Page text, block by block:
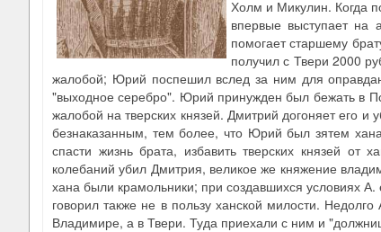
Холм и Микулин. Когда
впервые выступает на
помогает старшему
получил с Твери 2000
жалобой; Юрий поспешил вслед за ним для
"выходное серебро". Юрий принужден был бежать в
жалобой на тверских князей. Дмитрий догоняет его и
безнаказанным, тем более, что Юрий был зятем
спасти жизнь брата, избавить тверских князей от
колебаний убил Дмитрия, великое же княжение
хана были крамольники; при создавшихся условиях
говорил также не в пользу ханской милости.
Владимире, а в Твери. Туда приехали с ним и